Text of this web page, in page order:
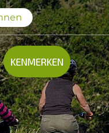
KENMERKEN